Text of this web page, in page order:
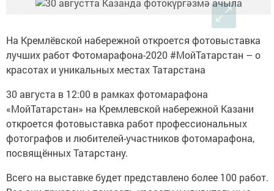
На Кремлёвской набережной откроется фотовыставка
лучших работ Фотомарафона-2020 #МойТатарстан – о
красотах и уникальных местах Татарстана
30 августа в 12:00 в рамках фотомарафона
«МойТатарстан» на Кремлевской набережной Казани
откроется фотовыставка работ профессиональных
фотографов и любителей-участников фотомарафона,
посвящённых Татарстану.
Всего на выставке будет представлено более 100 работ.